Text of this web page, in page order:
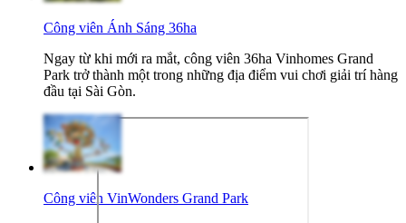
Công viên Ánh Sáng 36ha
Ngay từ khi mới ra mắt, công viên 36ha Vinhomes Grand
Park trở thành một trong những địa điểm vui chơi giải trí hàng
đầu tại Sài Gòn.
Công viên VinWonders Grand Park